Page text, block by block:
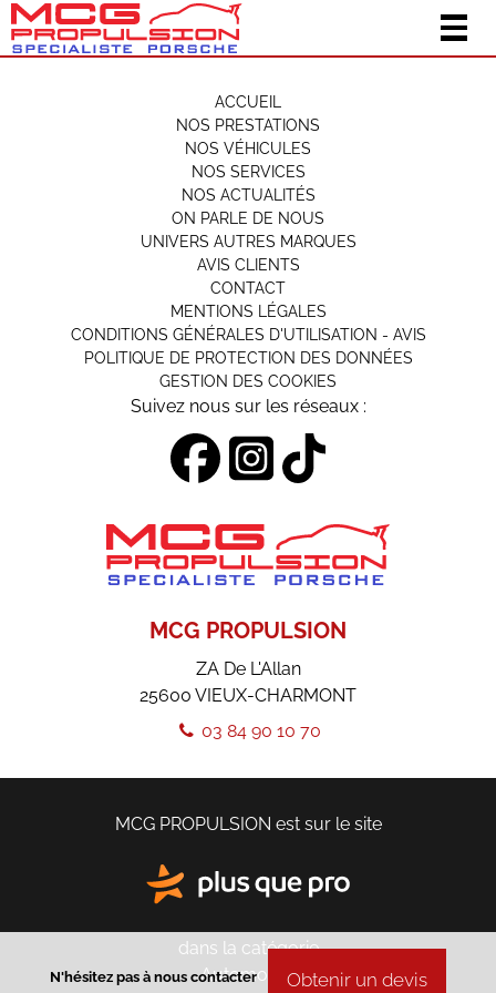
N'hésitez pas à nous contacter Obtenir un devis
ACCUEIL
NOS PRESTATIONS
NOS VÉHICULES
NOS SERVICES
NOS ACTUALITÉS
ON PARLE DE NOUS
UNIVERS AUTRES MARQUES
AVIS CLIENTS
CONTACT
MENTIONS LÉGALES
CONDITIONS GÉNÉRALES D'UTILISATION - AVIS
POLITIQUE DE PROTECTION DES DONNÉES
GESTION DES COOKIES
Suivez nous sur les réseaux :
MCG PROPULSION
ZA De L'Allan
25600 VIEUX-CHARMONT
03 84 90 10 70
MCG PROPULSION est sur le site
dans la catégorie
Automobile